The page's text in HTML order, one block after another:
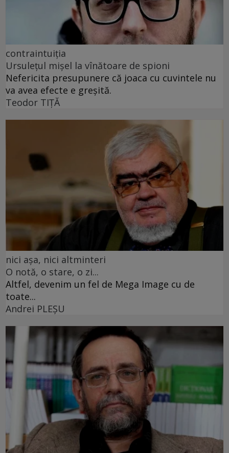
contraintuiția
Ursulețul mișel la vînătoare de spioni
Nefericita presupunere că joaca cu cuvintele nu
va avea efecte e greșită.
Teodor TIŢĂ
nici așa, nici altminteri
O notă, o stare, o zi...
Altfel, devenim un fel de Mega Image cu de
toate...
Andrei PLEŞU